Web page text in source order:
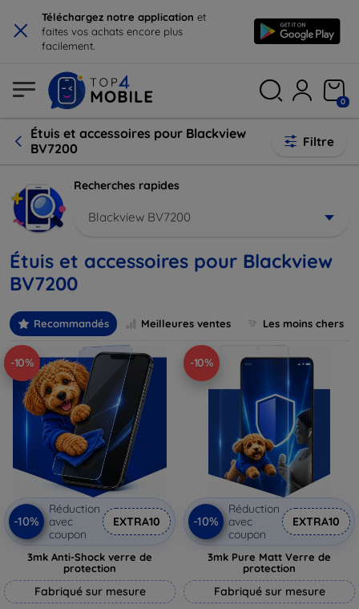
× Téléchargez notre application et
faites vos achats encore plus
facilement.
0
Étuis et accessoires pour Blackview
BV7200
Filtre
Recherches rapides
Blackview BV7200
Étuis et accessoires pour Blackview
BV7200
Recommandés Meilleures ventes Les moins chers
-10%
-10%
Réduction
avec
coupon
EXTRA10
3mk Anti-Shock verre de
protection
Fabriqué sur mesure
-10%
-10%
Réduction
avec
coupon
EXTRA10
3mk Pure Matt Verre de
protection
Fabriqué sur mesure